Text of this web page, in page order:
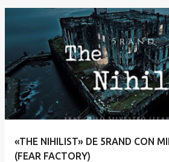
«THE NIHILIST» DE 5RAND CON
(FEAR FACTORY)